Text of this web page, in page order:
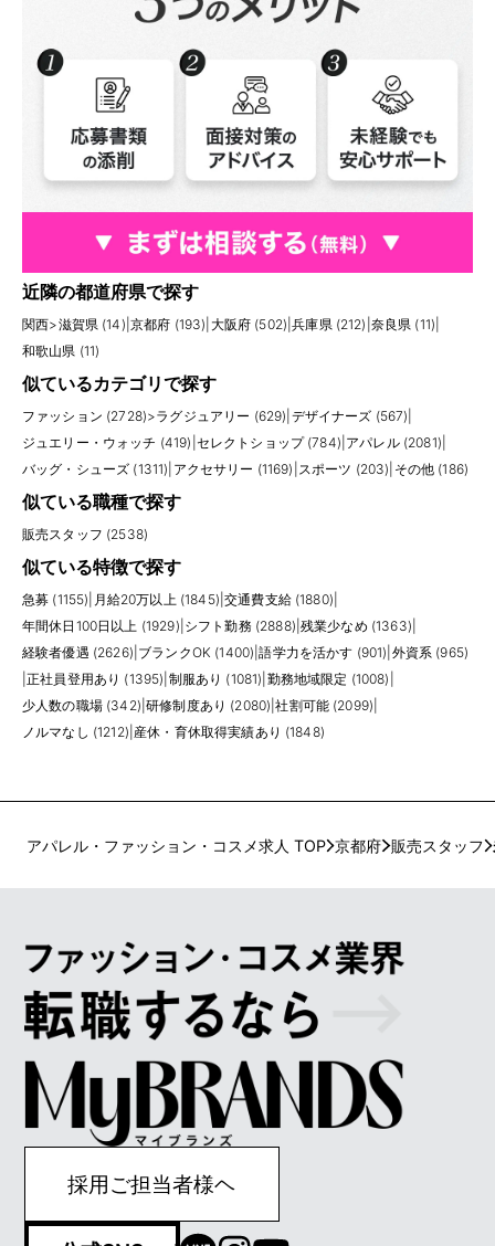
近隣の都道府県で探す
関西>滋賀県 (14) 京都府 (193) 大阪府 (502) |兵庫県 (212) 奈良県 (11)
和歌山県 (11)
似ているカテゴリで探す
ファッション (2728)>ラグジュアリー (629) デザイナーズ (567)
ジュエリー・ウォッチ (419) セレクトショップ (784) アパレル (2081)
バッグ・シューズ (1311) アクセサリー (1169) スポーツ (203) その他 (186)
似ている職種で探す
販売スタッフ (2538)
似ている特徴で探す
急募 (1155) 月給20万以上 (1845) |交通費支給 (1880)
年間休日100日以上 (1929) シフト勤務 (2888) 残業少なめ (1363)
経験者優遇 (2626) ブランクOK (1400) |語学力を活かす (901) 外資系 (965)
|正社員登用あり (1395) 制服あり (1081) 勤務地域限定 (1008)
少人数の職場 (342) |研修制度あり (2080) |社割可能 (2099)
ノルマなし (1212) 産休・育休取得実績あり (1848)
アパレル・ファッション・コスメ求人 TOP 京都府 販売スタッフ
採用ご担当者様ヘ